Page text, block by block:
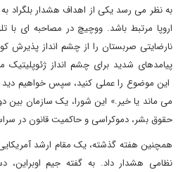
به نظر می رسد یکی از اهداف هشدار بلگراد
نارضایتی صربستان را از چشم انداز پذیرش
پیامدهای شدید برای چشم انداز ژئوپلیتیک
این موضوع را عملی کنید، سپس خواهیم دید
حقوق بشر، دموکراسی و حاکمیت قانون در
همچنین هفته گذشته، یک مقام ارشد آمریکایی
نظامی هشدار داد. به گفته جیم اوبراین،